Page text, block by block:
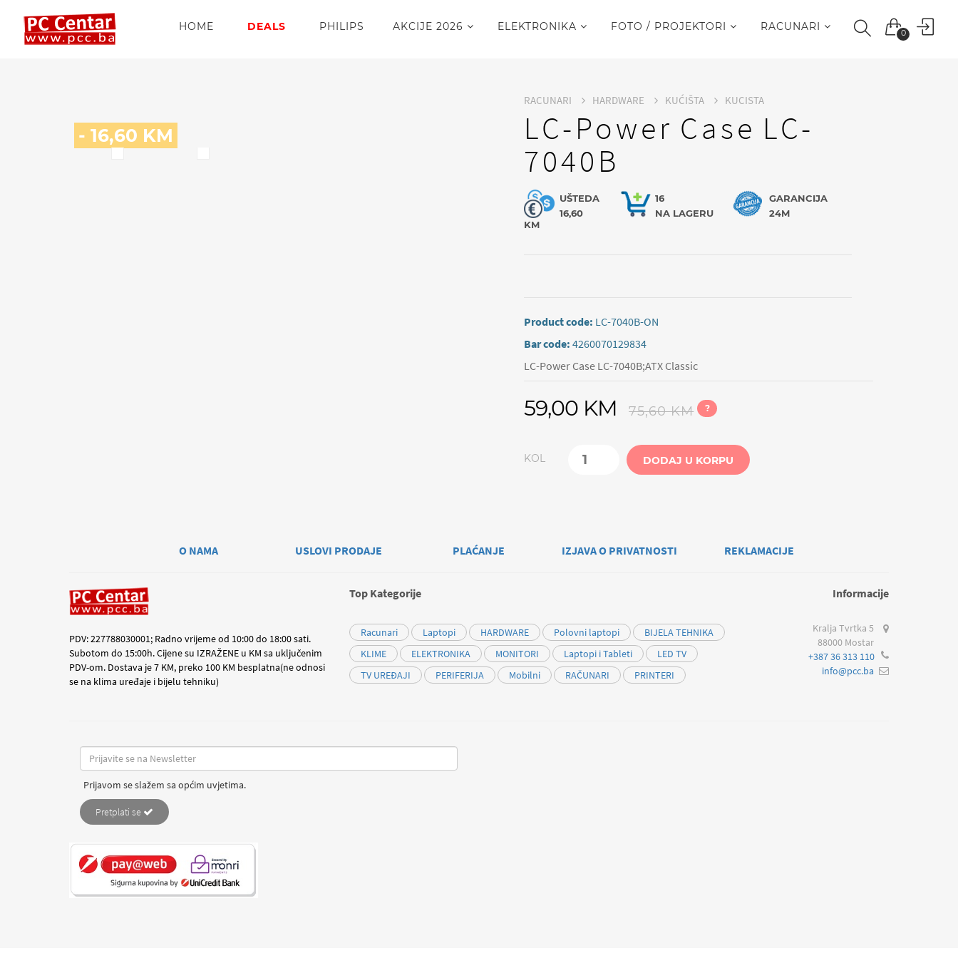
0
HOME DEALS PHILIPS AKCIJE 2026 ELEKTRONIKA FOTO / PROJEKTORI RACUNARI
- 16,60 KM
RACUNARI HARDWARE KUĆIŠTA KUCISTA
LC-Power Case LC-
7040B
UŠTEDA
16,60
KM
16
NA LAGERU
GARANCIJA
24M
Product code: LC-7040B-ON
Bar code:4260070129834
LC-Power Case LC-7040B;ATX Classic
59,00 KM 75,60 KM ?
KOL DODAJ U KORPU
O NAMA USLOVI PRODAJE PLAĆANJE IZJAVA O PRIVATNOSTI REKLAMACIJE
PDV: 227788030001; Radno vrijeme od 10:00 do 18:00 sati.
Subotom do 15:00h. Cijene su IZRAŽENE u KM sa uključenim
PDV-om. Dostava je 7 KM, preko 100 KM besplatna(ne odnosi
se na klima uređaje i bijelu tehniku)
Top Kategorije
Racunari Laptopi HARDWARE Polovni laptopi
BIJELA TEHNIKA
KLIME
ELEKTRONIKA MONITORI Laptopi i Tableti
LED TV
TV UREĐAJI
PERIFERIJA Mobilni RAČUNARI PRINTERI
Informacije
Kralja Tvrtka 5
88000 Mostar
+387 36 313 110
info@pcc.ba
Prijavom se slažem sa općim uvjetima.
Pretplati se